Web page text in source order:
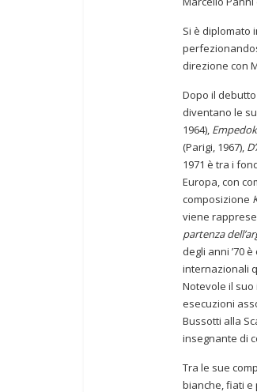
Si è diplomato
direzione con
Dopo il
diventano le
1964),
(Parigi, 1967),
1971 è tra i
Europa, con
composizione
viene
partenza
degli anni ’70
internazionali
Notevole il
esecuzioni
Bussotti alla
insegnante di
Tra le sue
bianche, fiati e